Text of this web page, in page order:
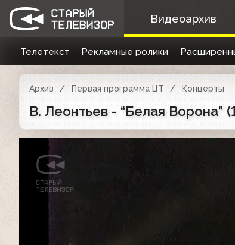
Видеоархив
Телетекст Рекламные ролики
Архив Первая программа ЦТ Концерты
В. Леонтьев - “Белая Ворона”